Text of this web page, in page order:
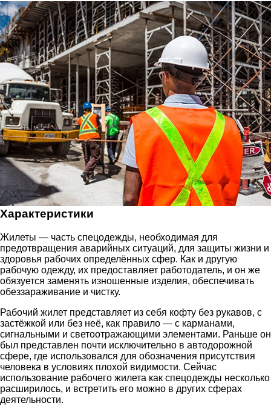
Характеристики
Жилеты — часть спецодежды, необходимая для
предотвращения аварийных ситуаций, для защиты жизни и
здоровья рабочих определённых сфер. Как и другую
рабочую одежду, их предоставляет работодатель, и он же
обязуется заменять изношенные изделия, обеспечивать
обеззараживание и чистку.
Рабочий жилет представляет из себя кофту без рукавов, с
застёжкой или без неё, как правило — с карманами,
сигнальными и светоотражающими элементами. Раньше он
был представлен почти исключительно в автодорожной
сфере, где использовался для обозначения присутствия
человека в условиях плохой видимости. Сейчас
использование рабочего жилета как спецодежды несколько
расширилось, и встретить его можно в других сферах
деятельности.